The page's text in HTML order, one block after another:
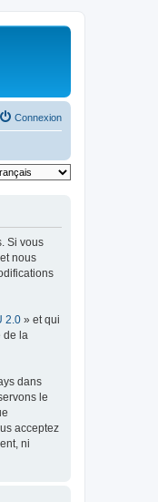
Connexion
Si vous
nous
2.0 » et qui
de la
dans
le
acceptez
ni